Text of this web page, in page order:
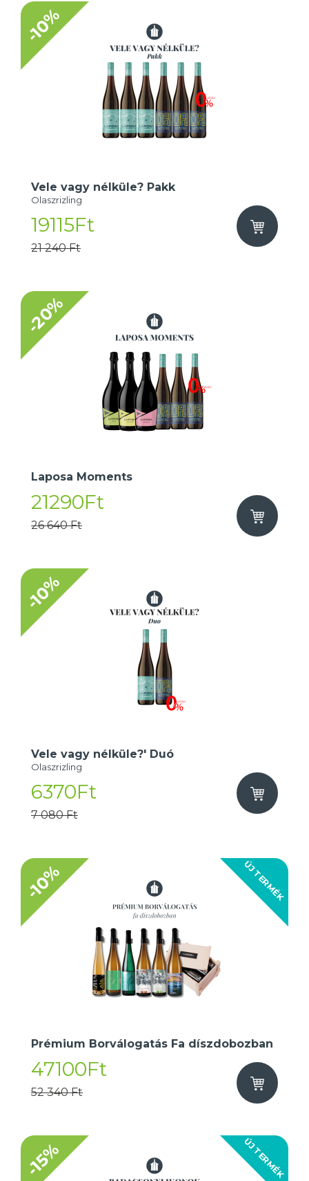
-10%
Vele vagy nélküle? Pakk
Olaszrizling
19115Ft
21 240 Ft
-20%
Laposa Moments
21290Ft
26 640 Ft
-10%
Vele vagy nélküle?' Duó
Olaszrizling
6370Ft
7 080 Ft
ÚJ TERMÉK
-10%
Prémium Borválogatás Fa díszdobozban
47100Ft
52 340 Ft
ÚJ TERMÉK
-15%